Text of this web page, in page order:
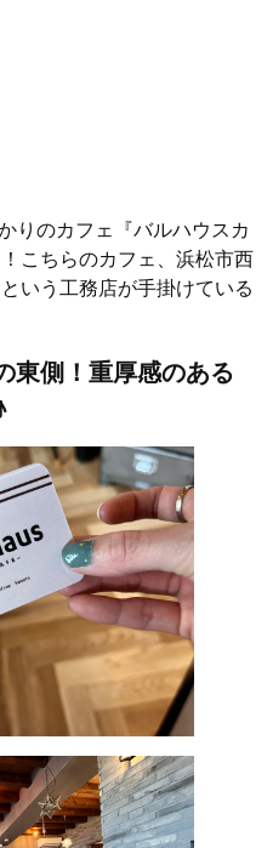
りのカフェ『バルハウスカ
こちらのカフェ、浜松市西
いう工務店が手掛けている
東側！重厚感のある